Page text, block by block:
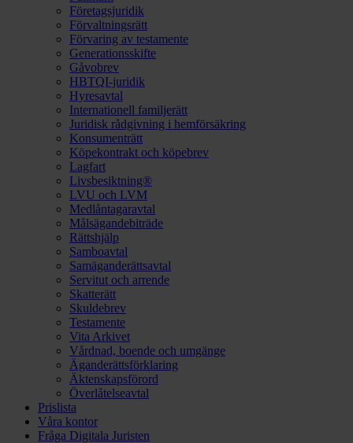
Företagsjuridik
Förvaltningsrätt
Förvaring av testamente
Generationsskifte
Gåvobrev
HBTQI-juridik
Hyresavtal
Internationell familjerätt
Juridisk rådgivning i hemförsäkring
Konsumenträtt
Köpekontrakt och köpebrev
Lagfart
Livsbesiktning®
LVU och LVM
Medlåntagaravtal
Målsägandebiträde
Rättshjälp
Samboavtal
Samäganderättsavtal
Servitut och arrende
Skatterätt
Skuldebrev
Testamente
Vita Arkivet
Vårdnad, boende och umgänge
Äganderättsförklaring
Äktenskapsförord
Överlåtelseavtal
Prislista
Våra kontor
Fråga Digitala Juristen